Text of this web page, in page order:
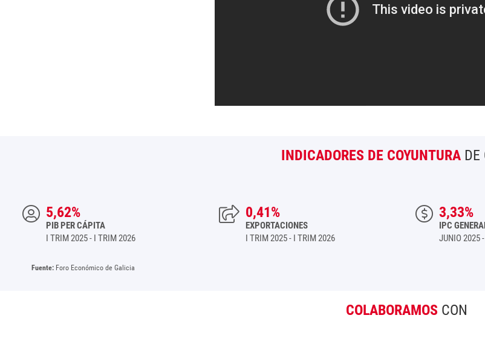
INDICADORES DE COYUNTURA DE
5,62%
PIB PER CÁPITA
I TRIM 2025 - I TRIM 2026
0,41%
EXPORTACIONES
I TRIM 2025 - I TRIM 2026
3,33%
IPC
JUNIO 2025
Fuente: Foro Económico de Galicia
COLABORAMOS CON